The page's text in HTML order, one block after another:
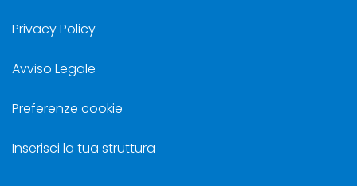
Privacy Policy
Avviso Legale
Preferenze cookie
Inserisci la tua struttura